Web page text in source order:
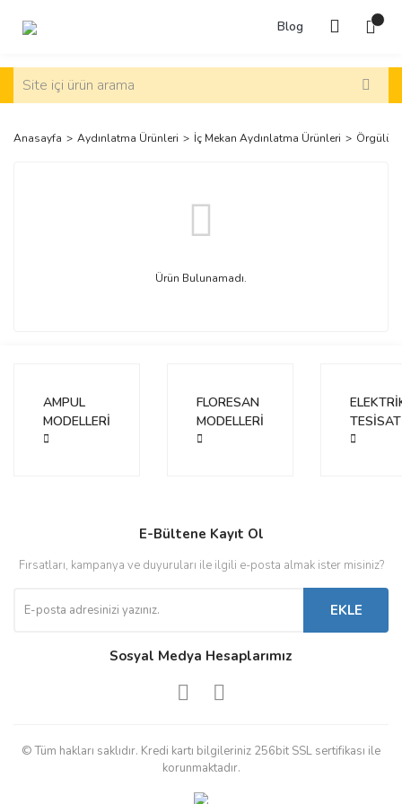
Blog
Anasayfa Aydınlatma Ürünleri İç Mekan Aydınlatma Ürünleri Örgülü
Ürün Bulunamadı.
AMPUL
MODELLERİ
FLORESAN
MODELLERİ
TESİSAT
E-Bültene Kayıt Ol
Fırsatları, kampanya ve duyuruları ile ilgili e-posta almak ister misiniz?
EKLE
Sosyal Medya Hesaplarımız
© Tüm hakları saklıdır. Kredi kartı bilgileriniz 256bit SSL sertifikası ile
korunmaktadır.